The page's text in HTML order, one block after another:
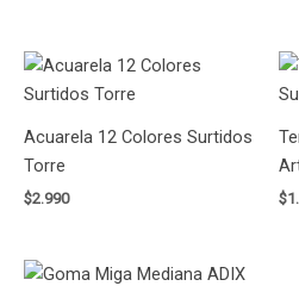
Acuarela 12 Colores Surtidos
Torre
$2.990 $